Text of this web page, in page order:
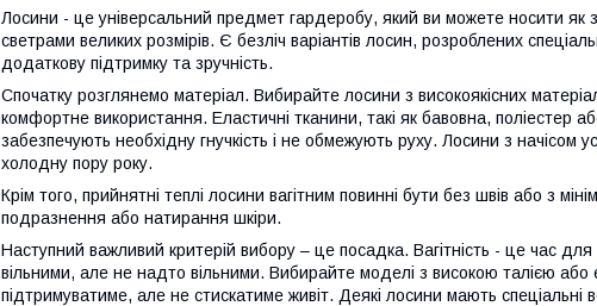
Лосини - це універсальний предмет гардеробу, який ви можете носити як
светрами великих розмірів. Є безліч варіантів лосин, розроблених
додаткову підтримку та зручність.
Спочатку розглянемо матеріал. Вибирайте лосини з високоякісних
комфортне використання. Еластичні тканини, такі як бавовна, поліестер
забезпечують необхідну гнучкість і не обмежують руху. Лосини з начісом
холодну пору року.
Крім того, прийнятні теплі лосини вагітним повинні бути без швів або з
подразнення або натирання шкіри.
Наступний важливий критерій вибору – це посадка. Вагітність - це час для
вільними, але не надто вільними. Вибирайте моделі з високою талією
підтримуватиме, але не стискатиме живіт. Деякі лосини мають